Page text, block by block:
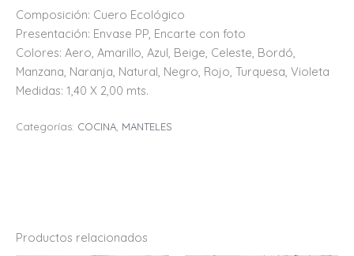
Composición: Cuero Ecológico
Presentación: Envase PP, Encarte con foto
Colores: Aero, Amarillo, Azul, Beige, Celeste, Bordó,
Manzana, Naranja, Natural, Negro, Rojo, Turquesa, Violeta
Medidas: 1,40 X 2,00 mts.
Categorías: COCINA MANTELES
Productos relacionados